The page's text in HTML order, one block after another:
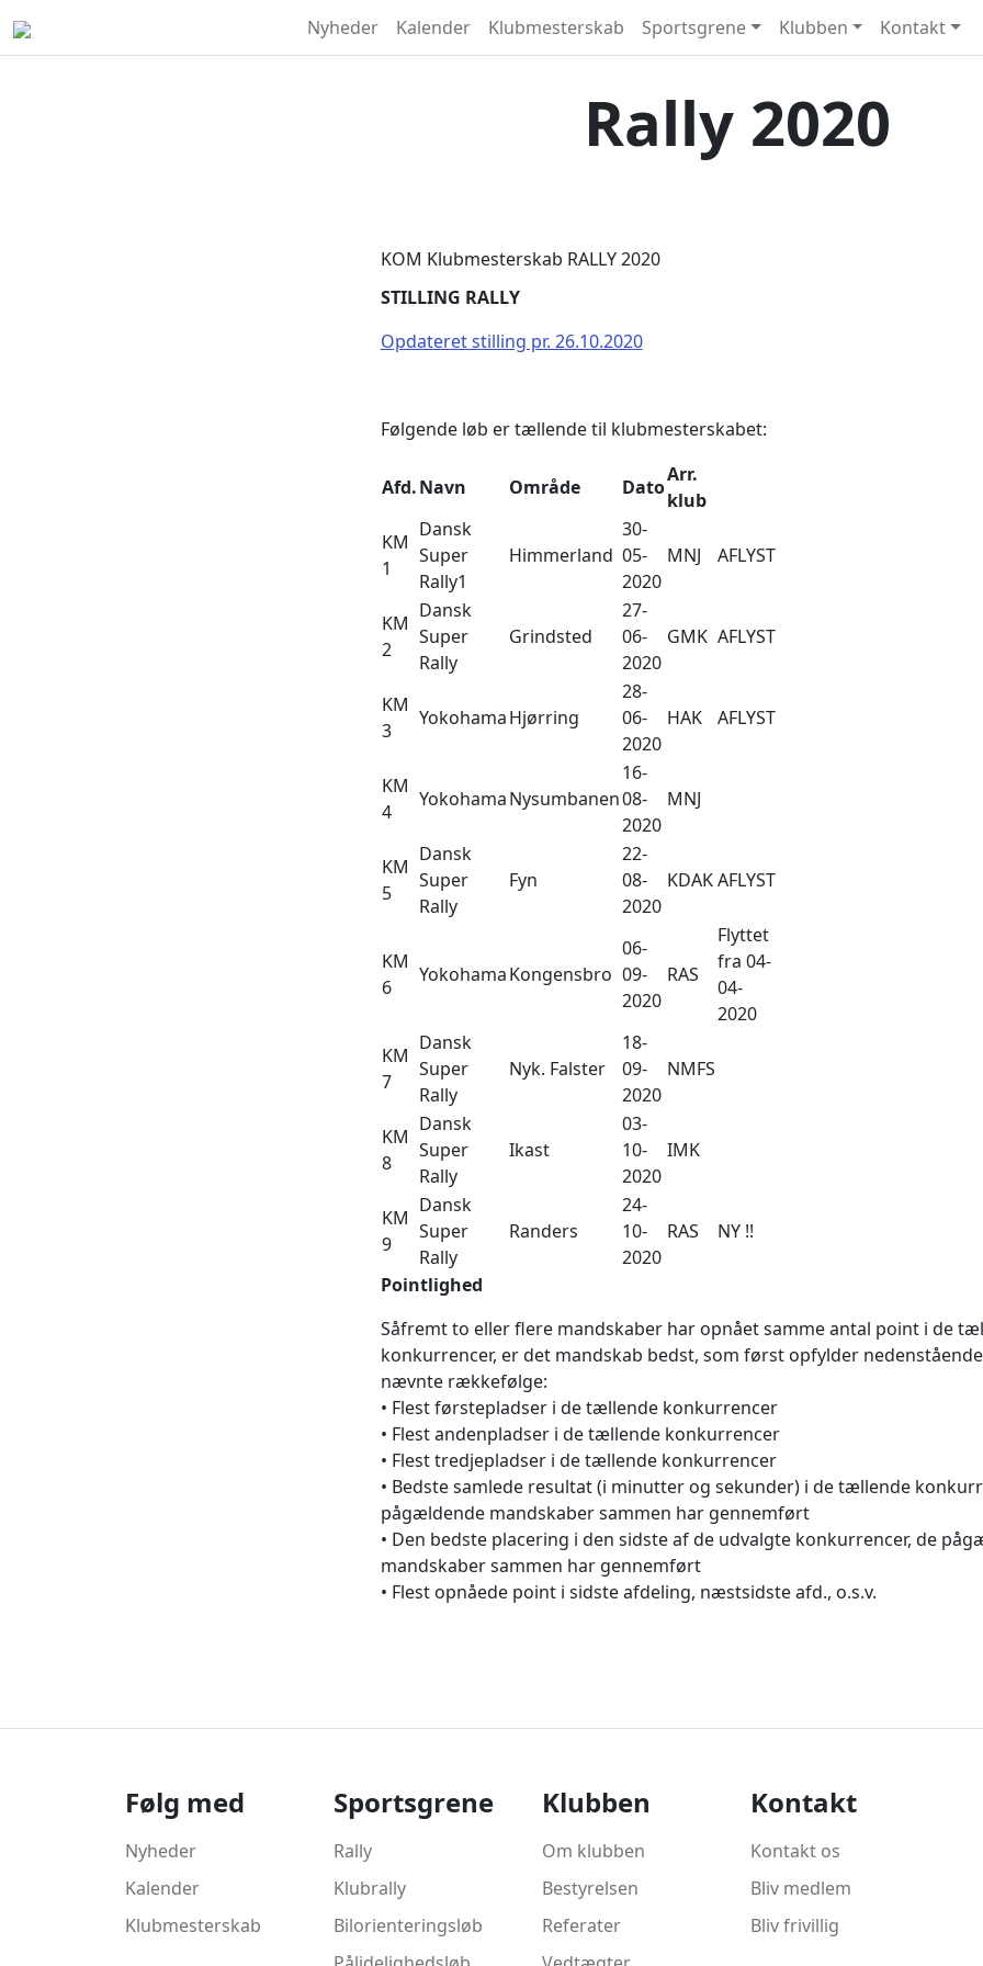
Nyheder Kalender Klubmesterskab Sportsgrene Klubben Kontakt
Rally 2020
KOM Klubmesterskab RALLY 2020
STILLING RALLY
Opdateret stilling pr. 26.10.2020
Følgende løb er tællende til klubmesterskabet:
Afd.Navn Område Dato
Arr.
klub
KM
1
Dansk
Super
Rally1
Himmerland
30-
05-
2020
MNJ AFLYST
KM
2
Dansk
Super
Rally
Grindsted
27-
06-
2020
GMK AFLYST
KM
3
YokohamaHjørring
28-
06-
2020
HAK AFLYST
KM
4
YokohamaNysumbanen
16-
08-
2020
MNJ
KM
5
Dansk
Super
Rally
Fyn
22-
08-
2020
KDAK AFLYST
KM
6
YokohamaKongensbro
06-
09-
2020
RAS
Flyttet
fra 04-
04-
2020
KM
7
Dansk
Super
Rally
Nyk. Falster
18-
09-
2020
NMFS
KM
8
Dansk
Super
Rally
Ikast
03-
10-
2020
IMK
KM
9
Dansk
Super
Rally
Randers
24-
10-
2020
RAS NY !!
Pointlighed
Såfremt to eller flere mandskaber har opnået samme antal point i de
konkurrencer, er det mandskab bedst, som først opfylder
nævnte rækkefølge:
• Flest førstepladser i de tællende konkurrencer
• Flest andenpladser i de tællende konkurrencer
• Flest tredjepladser i de tællende konkurrencer
• Bedste samlede resultat (i minutter og sekunder) i de tællende
pågældende mandskaber sammen har gennemført
• Den bedste placering i den sidste af de udvalgte konkurrencer, de
mandskaber sammen har gennemført
• Flest opnåede point i sidste afdeling, næstsidste afd., o.s.v.
Følg med
Nyheder
Kalender
Klubmesterskab
Sportsgrene
Rally
Klubrally
Bilorienteringsløb
Klubben
Om klubben
Bestyrelsen
Referater
Kontakt
Kontakt os
Bliv medlem
Bliv frivillig